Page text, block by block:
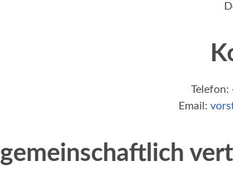
Telefon:
Email:
gemeinschaftlich